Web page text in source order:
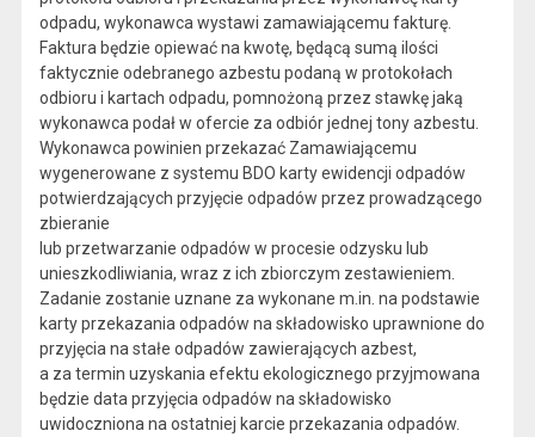
odpadu, wykonawca wystawi zamawiającemu fakturę.
Faktura będzie opiewać na kwotę, będącą sumą ilości
faktycznie odebranego azbestu podaną w protokołach
odbioru i kartach odpadu, pomnożoną przez stawkę jaką
wykonawca podał w ofercie za odbiór jednej tony azbestu.
Wykonawca powinien przekazać Zamawiającemu
wygenerowane z systemu BDO karty ewidencji odpadów
potwierdzających przyjęcie odpadów przez prowadzącego
zbieranie
lub przetwarzanie odpadów w procesie odzysku lub
unieszkodliwiania, wraz z ich zbiorczym zestawieniem.
Zadanie zostanie uznane za wykonane m.in. na podstawie
karty przekazania odpadów na składowisko uprawnione do
przyjęcia na stałe odpadów zawierających azbest,
a za termin uzyskania efektu ekologicznego przyjmowana
będzie data przyjęcia odpadów na składowisko
uwidoczniona na ostatniej karcie przekazania odpadów.